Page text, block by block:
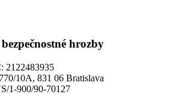
hrozby
2122483935
10A, 831 06 Bratislava
1-900/90-70127